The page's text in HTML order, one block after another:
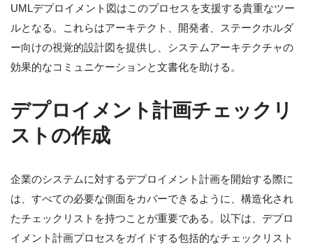
UMLデプロイメント図はこのプロセスを支援する貴重なツー
ルとなる。これらはアーキテクト、開発者、ステークホルダ
ー向けの視覚的設計図を提供し、システムアーキテクチャの
効果的なコミュニケーションと文書化を助ける。
デプロイメント計画チェックリ
ストの作成
企業のシステムに対するデプロイメント計画を開始する際に
は、すべての必要な側面をカバーできるように、構造化され
たチェックリストを持つことが重要である。以下は、デプロ
イメント計画プロセスをガイドする包括的なチェックリスト